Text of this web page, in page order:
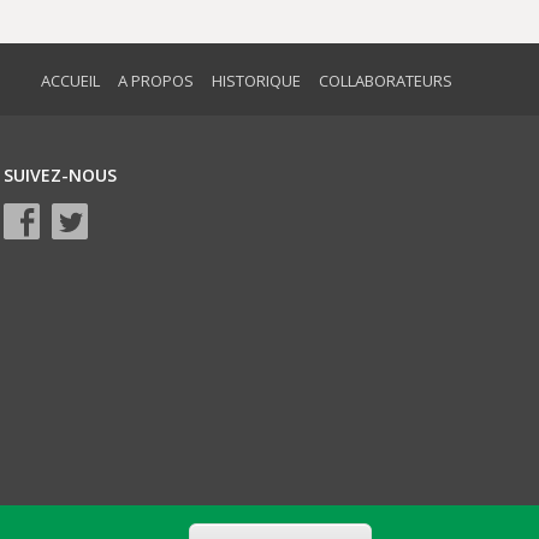
ACCUEIL A PROPOS HISTORIQUE COLLABORATEURS
SUIVEZ-NOUS